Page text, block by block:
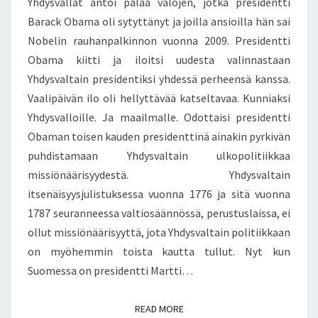
N
A
H
A
N
R
I
E
K
A
I
T
A
A
H
A
N
T
O
I
A
L
O
J
E
N
A
L
–
B
R
T
S
Barack Obama oli sytyttänyt ja joilla ansioilla hän sai
Nobelin rauhanpalkinnon vuonna 2009. Presidentti
Obama kiitti ja iloitsi uudesta valinnastaan
Yhdysvaltain presidentiksi yhdessä perheensä kanssa.
Vaalipäivän ilo oli hellyttävää katseltavaa. Kunniaksi
Yhdysvalloille. Ja maailmalle. Odottaisi presidentti
Obaman toisen kauden presidenttinä ainakin pyrkivän
puhdistamaan Yhdysvaltain ulkopolitiikkaa
missiönäärisyydestä. Yhdysvaltain
itsenäisyysjulistuksessa vuonna 1776 ja sitä vuonna
1787 seuranneessa valtiosäännössä, perustuslaissa, ei
ollut missiönäärisyyttä, jota Yhdysvaltain politiikkaan
on myöhemmin toista kautta tullut. Nyt kun
Suomessa on presidentti Martti…
READ MOREREAD MORE